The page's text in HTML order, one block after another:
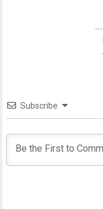
Subscribe